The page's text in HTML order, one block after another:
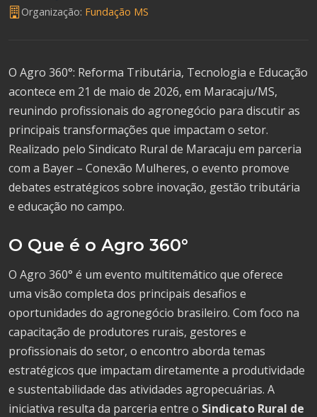
Organização: Fundação MS
O Agro 360°: Reforma Tributária, Tecnologia e Educação
acontece em 21 de maio de 2026, em Maracaju/MS,
reunindo profissionais do agronegócio para discutir as
principais transformações que impactam o setor.
Realizado pelo Sindicato Rural de Maracaju em parceria
com a Bayer – Conexão Mulheres, o evento promove
debates estratégicos sobre inovação, gestão tributária
e educação no campo.
O Que é o Agro 360°
O Agro 360° é um evento multitemático que oferece
uma visão completa dos principais desafios e
oportunidades do agronegócio brasileiro. Com foco na
capacitação de produtores rurais, gestores e
profissionais do setor, o encontro aborda temas
estratégicos que impactam diretamente a produtividade
e sustentabilidade das atividades agropecuárias. A
iniciativa resulta da parceria entre o Sindicato Rural de